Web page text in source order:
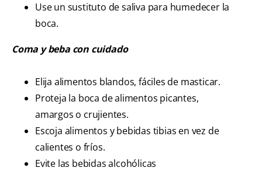
Use un sustituto de saliva para humedecer la
boca.
Coma y beba con cuidado
Elija alimentos blandos, fáciles de masticar.
Proteja la boca de alimentos picantes,
amargos o crujientes.
Escoja alimentos y bebidas tibias en vez de
calientes o fríos.
Evite las bebidas alcohólicas